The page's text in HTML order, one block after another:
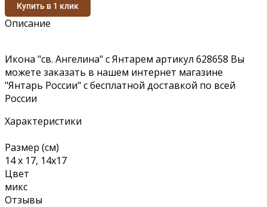
Купить в 1 клик
Описание
Икона "св. Ангелина" с Янтарем артикул 628658 Вы
можете заказать в нашем интернет магазине
"Янтарь России" с бесплатной доставкой по всей
России
Характеристики
Размер (см)
14 х 17, 14х17
Цвет
микс
Отзывы